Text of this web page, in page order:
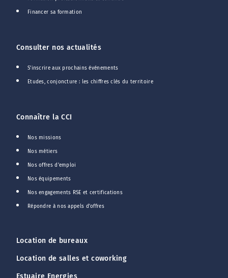
Financer sa formation
Consulter nos actualités
S'inscrire aux prochains événements
Etudes, conjoncture : les chiffres clés du territoire
Connaître la CCI
Nos missions
Nos métiers
Nos offres d'emploi
Nos équipements
Nos engagements RSE et certifications
Répondre à nos appels d'offres
Location de bureaux
Location de salles et coworking
Estuaire Energies